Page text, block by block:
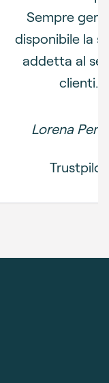
Sempre
disponibile la
addetta al
clienti.
Lorena
Trustpilot